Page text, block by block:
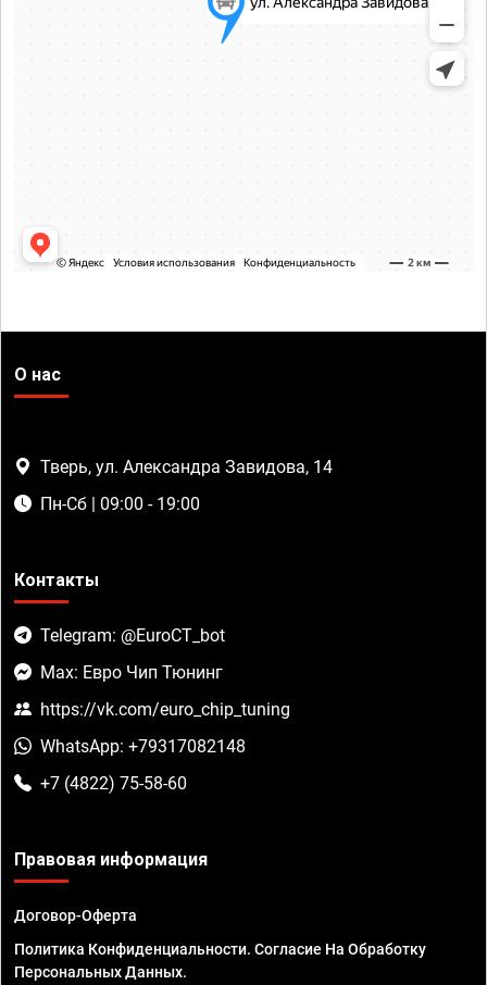
О нас
Тверь, ул. Александра Завидова, 14
Пн-Сб | 09:00 - 19:00
Контакты
Telegram: @EuroCT_bot
Max: Евро Чип Тюнинг
https://vk.com/euro_chip_tuning
WhatsApp: +79317082148
+7 (4822) 75-58-60
Правовая информация
Договор-Оферта
Политика Конфиденциальности. Согласие На Обработку
Персональных Данных.